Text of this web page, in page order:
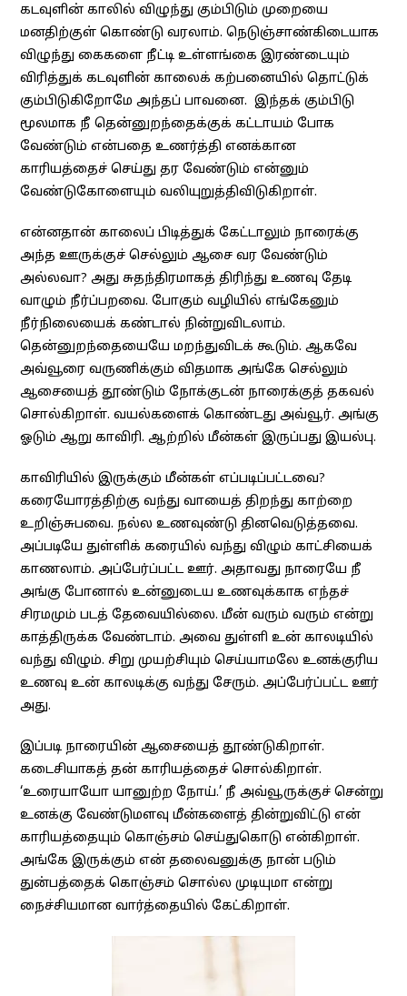
கடவுளின் காலில் விழுந்து கும்பிடும் முறையை
மனதிற்குள் கொண்டு வரலாம். நெடுஞ்சாண்கிடையாக
விழுந்து கைகளை நீட்டி உள்ளங்கை இரண்டையும்
விரித்துக் கடவுளின் காலைக் கற்பனையில் தொட்டுக்
கும்பிடுகிறோமே அந்தப் பாவனை. இந்தக் கும்பிடு
மூலமாக நீ தென்னுறந்தைக்குக் கட்டாயம் போக
வேண்டும் என்பதை உணர்த்தி எனக்கான
காரியத்தைச் செய்து தர வேண்டும் என்னும்
வேண்டுகோளையும் வலியுறுத்திவிடுகிறாள்.
என்னதான் காலைப் பிடித்துக் கேட்டாலும் நாரைக்கு
அந்த ஊருக்குச் செல்லும் ஆசை வர வேண்டும்
அல்லவா? அது சுதந்திரமாகத் திரிந்து உணவு தேடி
வாழும் நீர்ப்பறவை. போகும் வழியில் எங்கேனும்
நீர்நிலையைக் கண்டால் நின்றுவிடலாம்.
தென்னுறந்தையையே மறந்துவிடக் கூடும். ஆகவே
அவ்வூரை வருணிக்கும் விதமாக அங்கே செல்லும்
ஆசையைத் தூண்டும் நோக்குடன் நாரைக்குத் தகவல்
சொல்கிறாள். வயல்களைக் கொண்டது அவ்வூர். அங்கு
ஓடும் ஆறு காவிரி. ஆற்றில் மீன்கள் இருப்பது இயல்பு.
காவிரியில் இருக்கும் மீன்கள் எப்படிப்பட்டவை?
கரையோரத்திற்கு வந்து வாயைத் திறந்து காற்றை
உறிஞ்சுபவை. நல்ல உணவுண்டு தினவெடுத்தவை.
அப்படியே துள்ளிக் கரையில் வந்து விழும் காட்சியைக்
காணலாம். அப்பேர்ப்பட்ட ஊர். அதாவது நாரையே நீ
அங்கு போனால் உன்னுடைய உணவுக்காக எந்தச்
சிரமமும் படத் தேவையில்லை. மீன் வரும் வரும் என்று
காத்திருக்க வேண்டாம். அவை துள்ளி உன் காலடியில்
வந்து விழும். சிறு முயற்சியும் செய்யாமலே உனக்குரிய
உணவு உன் காலடிக்கு வந்து சேரும். அப்பேர்ப்பட்ட ஊர்
அது.
இப்படி நாரையின் ஆசையைத் தூண்டுகிறாள்.
கடைசியாகத் தன் காரியத்தைச் சொல்கிறாள்.
‘உரையாயோ யானுற்ற நோய்.’ நீ அவ்வூருக்குச் சென்று
உனக்கு வேண்டுமளவு மீன்களைத் தின்றுவிட்டு என்
காரியத்தையும் கொஞ்சம் செய்துகொடு என்கிறாள்.
அங்கே இருக்கும் என் தலைவனுக்கு நான் படும்
துன்பத்தைக் கொஞ்சம் சொல்ல முடியுமா என்று
நைச்சியமான வார்த்தையில் கேட்கிறாள்.